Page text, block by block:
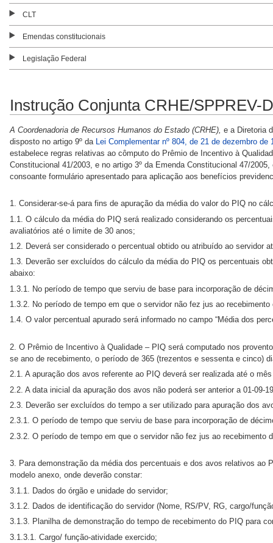
CLT
Emendas constitucionais
Legislação Federal
Instrução Conjunta CRHE/SPPREV-
A Coordenadoria de Recursos Humanos do Estado (CRHE), e a Diretoria
disposto no artigo 9º da Lei Complementar nº 804, de 21 de dezembro de
estabelece regras relativas ao cômputo do Prêmio de Incentivo à
Constitucional 41/2003, e no artigo 3º da Emenda Constitucional 47/
consoante formulário apresentado para aplicação aos benefícios
1. Considerar-se-á para fins de apuração da média do valor do PIQ no
1.1. O cálculo da média do PIQ será realizado considerando os
avaliatórios até o limite de 30 anos;
1.2. Deverá ser considerado o percentual obtido ou atribuído ao servidor
1.3. Deverão ser excluídos do cálculo da média do PIQ os percentuais
abaixo:
1.3.1. No período de tempo que serviu de base para incorporação de
1.3.2. No período de tempo em que o servidor não fez jus ao
1.4. O valor percentual apurado será informado no campo “Média dos
2. O Prêmio de Incentivo à Qualidade – PIQ será computado nos
se ano de recebimento, o período de 365 (trezentos e sessenta e cinco)
2.1. A apuração dos avos referente ao PIQ deverá ser realizada até o
2.2. A data inicial da apuração dos avos não poderá ser anterior a 01-09-
2.3. Deverão ser excluídos do tempo a ser utilizado para apuração dos
2.3.1. O período de tempo que serviu de base para incorporação de
2.3.2. O período de tempo em que o servidor não fez jus ao
3. Para demonstração da média dos percentuais e dos avos relativos ao
modelo anexo, onde deverão constar:
3.1.1. Dados do órgão e unidade do servidor;
3.1.2. Dados de identificação do servidor (Nome, RS/PV, RG, cargo/
3.1.3. Planilha de demonstração do tempo de recebimento do PIQ para
3.1.3.1. Cargo/ função-atividade exercido;